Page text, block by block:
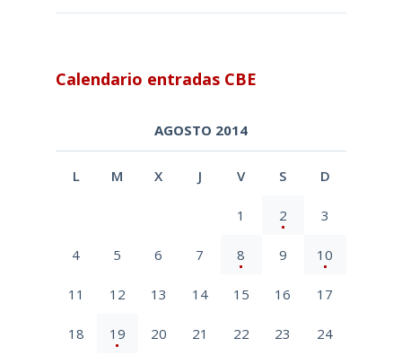
Calendario entradas CBE
AGOSTO 2014
L M X J V S D
1 2 3
4 5 6 7 8 9 10
11 12 13 14 15 16 17
18 19 20 21 22 23 24